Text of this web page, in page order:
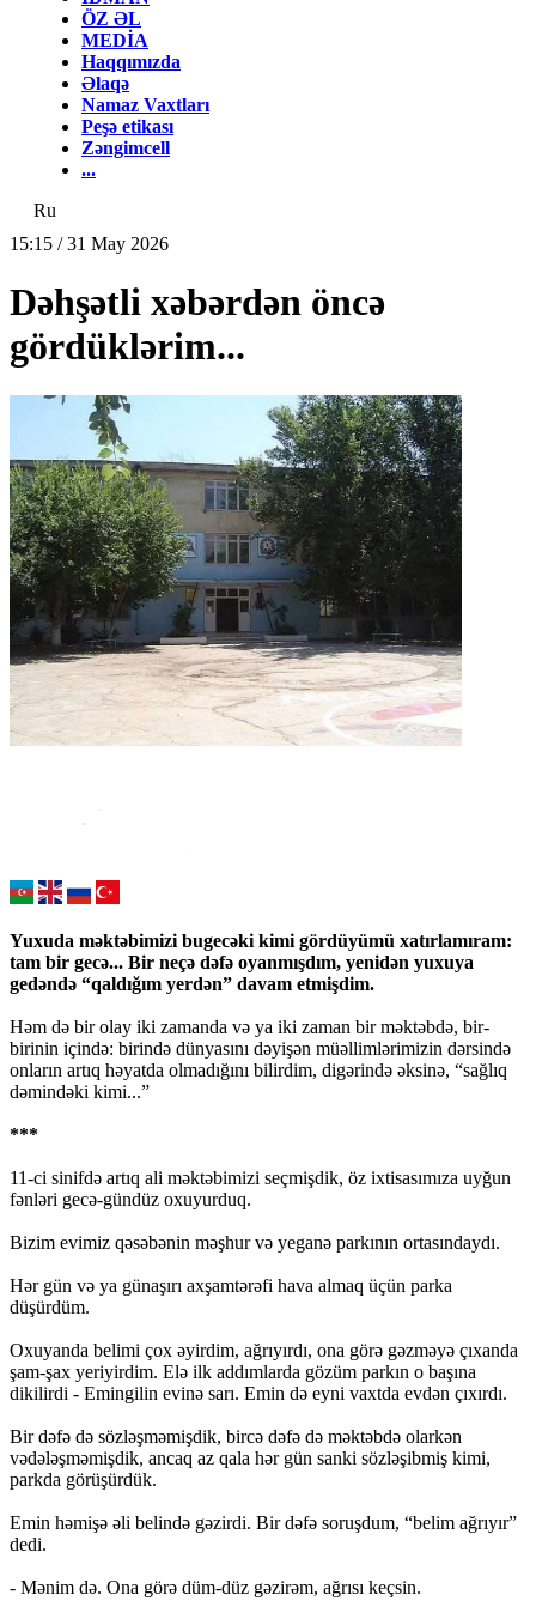
ÖZ ƏL
MEDİA
Haqqımızda
Əlaqə
Namaz Vaxtları
Peşə etikası
Zəngimcell
...
Ru
15:15 / 31 May 2026
Dəhşətli xəbərdən öncə
gördüklərim...
Yuxuda məktəbimizi bugecəki kimi gördüyümü xatırlamıram:
tam bir gecə... Bir neçə dəfə oyanmışdım, yenidən yuxuya
gedəndə “qaldığım yerdən” davam etmişdim.
Həm də bir olay iki zamanda və ya iki zaman bir məktəbdə, bir-
birinin içində: birində dünyasını dəyişən müəllimlərimizin dərsində
onların artıq həyatda olmadığını bilirdim, digərində əksinə, “sağlıq
dəmindəki kimi...”
***
11-ci sinifdə artıq ali məktəbimizi seçmişdik, öz ixtisasımıza uyğun
fənləri gecə-gündüz oxuyurduq.
Bizim evimiz qəsəbənin məşhur və yeganə parkının ortasındaydı.
Hər gün və ya günaşırı axşamtərəfi hava almaq üçün parka
düşürdüm.
Oxuyanda belimi çox əyirdim, ağrıyırdı, ona görə gəzməyə çıxanda
şam-şax yeriyirdim. Elə ilk addımlarda gözüm parkın o başına
dikilirdi - Emingilin evinə sarı. Emin də eyni vaxtda evdən çıxırdı.
Bir dəfə də sözləşməmişdik, bircə dəfə də məktəbdə olarkən
vədələşməmişdik, ancaq az qala hər gün sanki sözləşibmiş kimi,
parkda görüşürdük.
Emin həmişə əli belində gəzirdi. Bir dəfə soruşdum, “belim ağrıyır”
dedi.
- Mənim də. Ona görə düm-düz gəzirəm, ağrısı keçsin.